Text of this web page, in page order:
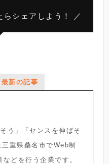
らシェアしよう！ ／
最新の記事
う」「センスを伸ばそ
重県桑名市でWeb制
どを行う企業です。